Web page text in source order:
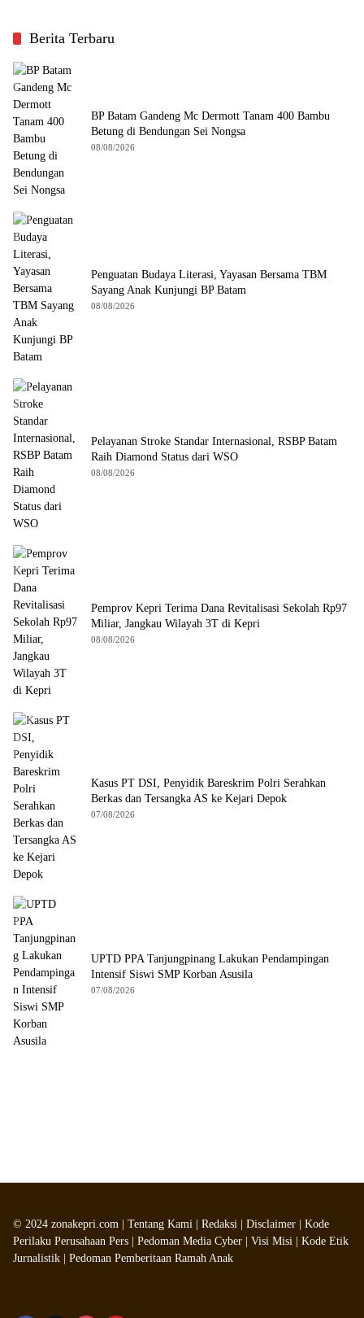
Berita Terbaru
BP Batam Gandeng Mc Dermott Tanam 400 Bambu
Betung di Bendungan Sei Nongsa
08/08/2026
Penguatan Budaya Literasi, Yayasan Bersama TBM
Sayang Anak Kunjungi BP Batam
08/08/2026
Pelayanan Stroke Standar Internasional, RSBP Batam
Raih Diamond Status dari WSO
08/08/2026
Pemprov Kepri Terima Dana Revitalisasi Sekolah Rp97
Miliar, Jangkau Wilayah 3T di Kepri
08/08/2026
Kasus PT DSI, Penyidik Bareskrim Polri Serahkan
Berkas dan Tersangka AS ke Kejari Depok
07/08/2026
UPTD PPA Tanjungpinang Lakukan Pendampingan
Intensif Siswi SMP Korban Asusila
07/08/2026
© 2024 zonakepri.com | Tentang Kami Redaksi Disclaimer
Kode
Perilaku Perusahaan Pers
Pedoman Media Cyber Visi Misi
Kode Etik
Jurnalistik
Pedoman Pemberitaan Ramah Anak